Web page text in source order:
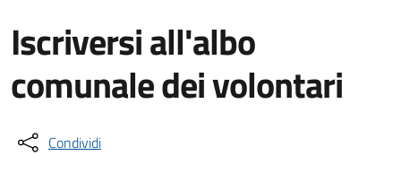
Iscriversi all'albo
comunale dei volontari
Condividi